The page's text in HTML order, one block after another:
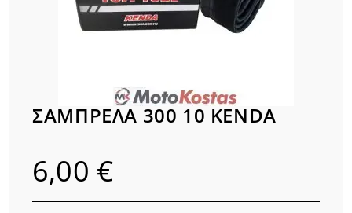
ΣΑΜΠΡΕΛΑ 300 10 KENDA
6,00 €